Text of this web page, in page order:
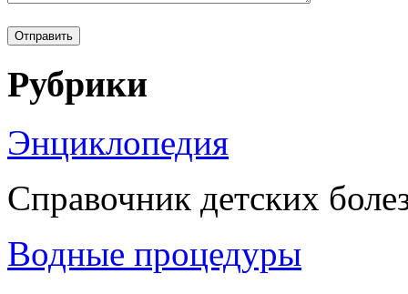
Рубрики
Энциклопедия
Справочник детских
Водные процедуры